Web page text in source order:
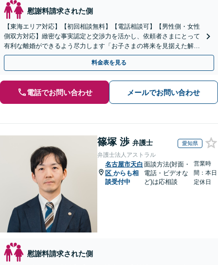
慰謝料請求された側
【東海エリア対応】【初回相談無料】【電話相談可】【男性側・女性
側双方対応】緻密な事実認定と交渉力を活かし、依頼者さまにとって
有利な離婚ができるよう尽力します「お子さまの将来を見据えた解決
策を提案／財産分与・養育費・親権」【休日・夜間相談可】
料金表を見る
電話でお問い合わせ メールでお問い合わせ
篠塚 渉 弁護士 愛知県
弁護士法人アストラル
名古屋市天白
区 からも相
談受付中
面談方法(対面・
電話・ビデオな
ど)は応相談
営業時
間：本日
定休日
慰謝料請求された側